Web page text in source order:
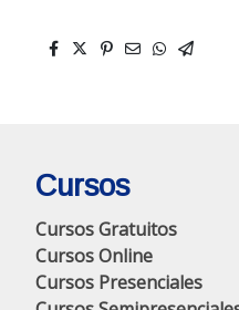
Cursos
Cursos Gratuitos
Cursos Online
Cursos Presenciales